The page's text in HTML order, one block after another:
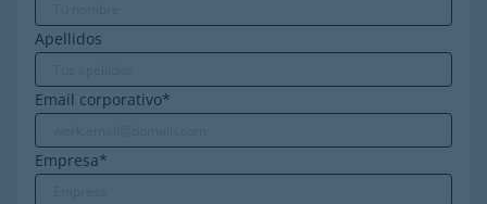
Apellidos
Email corporativo*
Empresa*